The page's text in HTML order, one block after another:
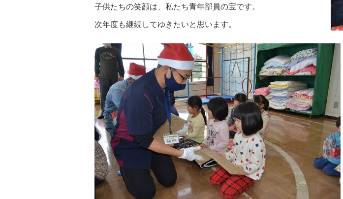
子供たちの笑顔は、私たち青年部員の宝です。
次年度も継続してゆきたいと思います。